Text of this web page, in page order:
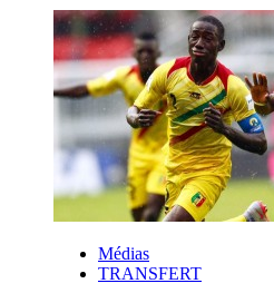
Médias
TRANSFERT